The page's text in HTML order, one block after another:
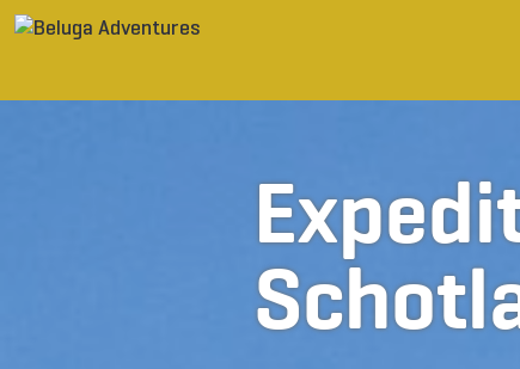
Ga naar inhoud